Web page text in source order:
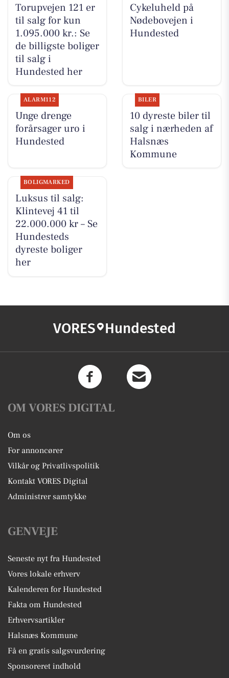
Torupvejen 121 er
til salg for kun
1.095.000 kr.: Se
de billigste boliger
til salg i
Hundested her
Cykeluheld på
Nødebovejen i
Hundested
ALARM112
Unge drenge
forårsager uro i
Hundested
BILER
10 dyreste biler til
salg i nærheden af
Halsnæs
Kommune
BOLIGMARKED
Luksus til salg:
Klintevej 41 til
22.000.000 kr – Se
Hundesteds
dyreste boliger
her
VORES Hundested
OM VORES DIGITAL
Om os
For annoncører
Vilkår og Privatlivspolitik
Kontakt VORES Digital
Administrer samtykke
GENVEJE
Seneste nyt fra Hundested
Vores lokale erhverv
Kalenderen for Hundested
Fakta om Hundested
Erhvervsartikler
Halsnæs Kommune
Få en gratis salgsvurdering
Sponsoreret indhold